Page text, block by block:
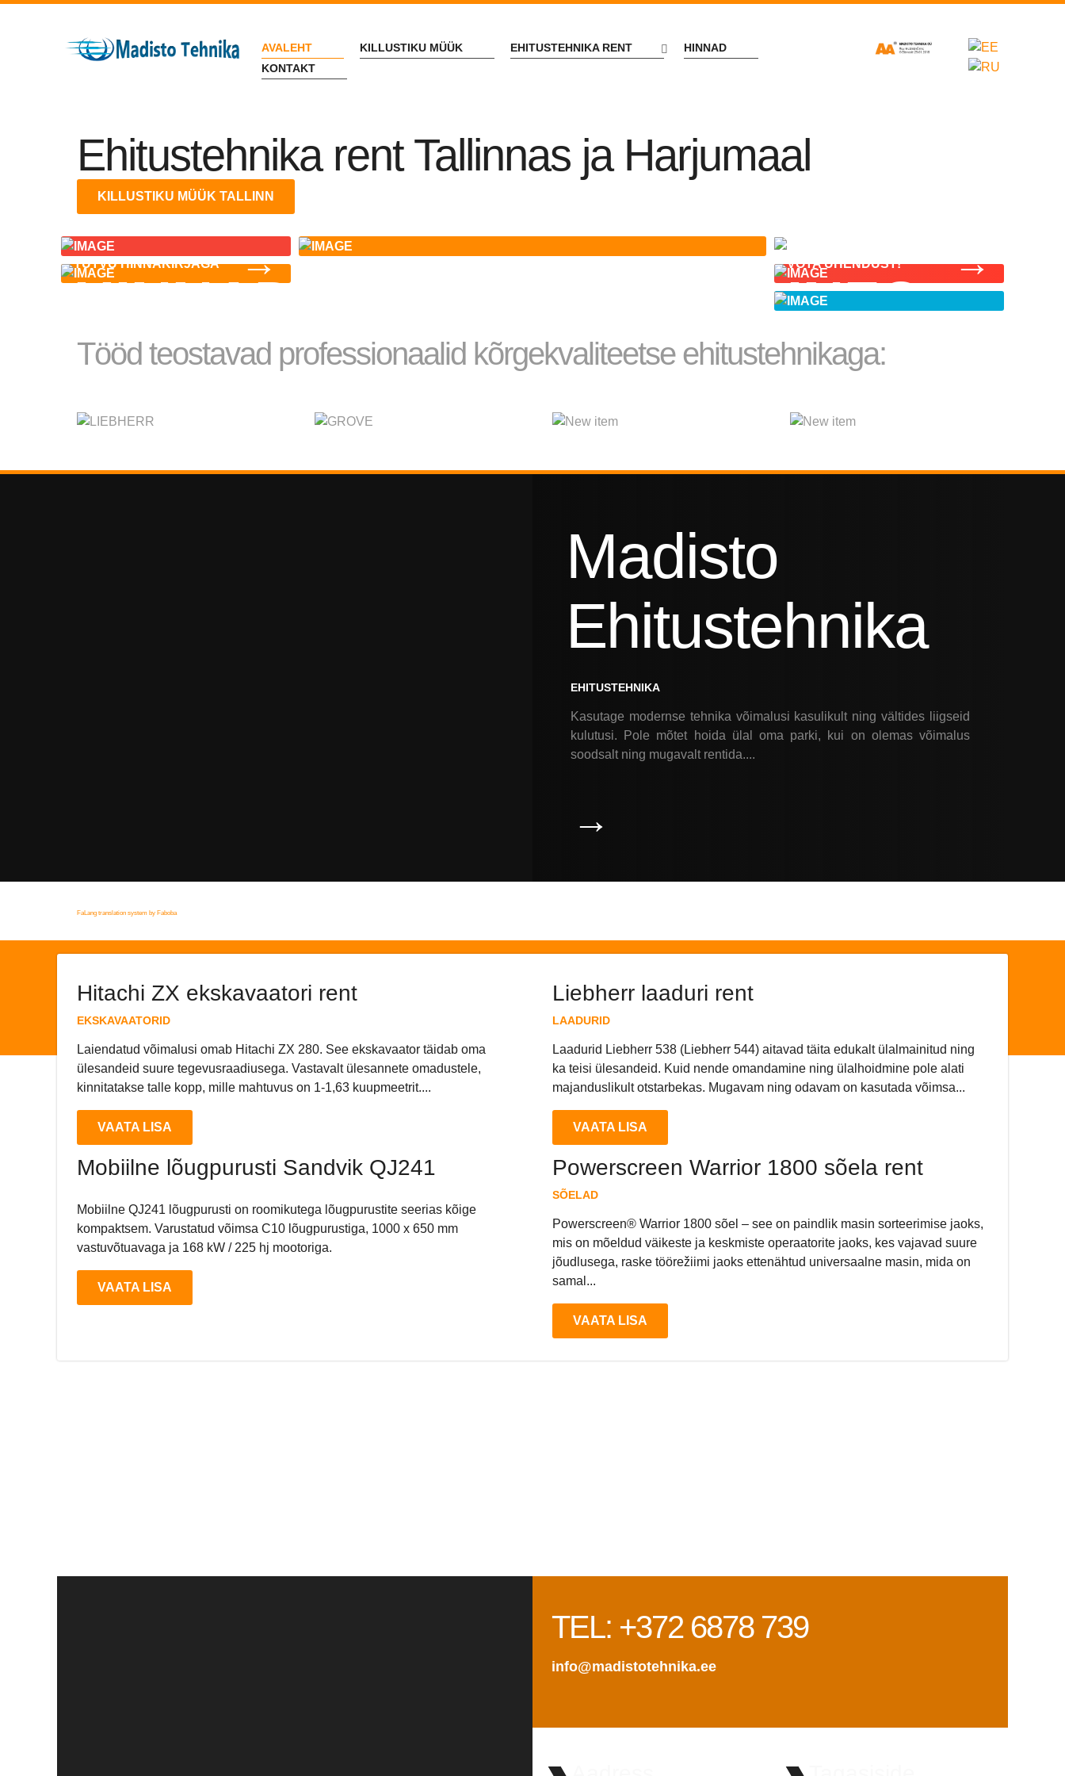
AVALEHT KILLUSTIKU MÜÜK EHITUSTEHNIKA RENT
HINNAD
KONTAKT
Ehitustehnika rent Tallinnas ja Harjumaal
KILLUSTIKU MÜÜK TALLINN
HINNAD
TUTVU HINNAKIRJAGA →
INFO
VÕTA ÜHENDUST! →
Tööd teostavad professionaalid kõrgekvaliteetse ehitustehnikaga:
Madisto
Ehitustehnika
EHITUSTEHNIKA
Kasutage modernse tehnika võimalusi kasulikult ning vältides liigseid
kulutusi. Pole mõtet hoida ülal oma parki, kui on olemas võimalus
soodsalt ning mugavalt rentida....
→
FaLang translation system by Faboba
Open Positions
Hitachi ZX ekskavaatori rent
EKSKAVAATORID
Laiendatud võimalusi omab Hitachi ZX 280. See ekskavaator täidab oma
ülesandeid suure tegevusraadiusega. Vastavalt ülesannete omadustele,
kinnitatakse talle kopp, mille mahtuvus on 1-1,63 kuupmeetrit....
VAATA LISA
Mobiilne lõugpurusti Sandvik QJ241
Mobiilne QJ241 lõugpurusti on roomikutega lõugpurustite seerias kõige
kompaktsem. Varustatud võimsa C10 lõugpurustiga, 1000 x 650 mm
vastuvõtuavaga ja 168 kW / 225 hj mootoriga.
VAATA LISA
Liebherr laaduri rent
LAADURID
Laadurid Liebherr 538 (Liebherr 544) aitavad täita edukalt ülalmainitud ning
ka teisi ülesandeid. Kuid nende omandamine ning ülalhoidmine pole alati
majanduslikult otstarbekas. Mugavam ning odavam on kasutada võimsa...
VAATA LISA
Powerscreen Warrior 1800 sõela rent
SÕELAD
Powerscreen® Warrior 1800 sõel – see on paindlik masin sorteerimise jaoks,
mis on mõeldud väikeste ja keskmiste operaatorite jaoks, kes vajavad suure
jõudlusega, raske töörežiimi jaoks ettenähtud universaalne masin, mida on
samal...
VAATA LISA
TEL: +372 6878 739
info@madistotehnika.ee